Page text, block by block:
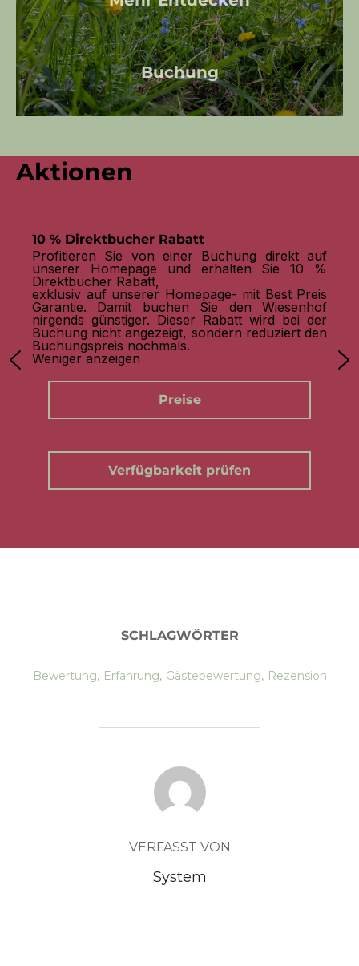
Buchung
Aktionen
10 % Direktbucher Rabatt
Profitieren Sie von einer Buchung direkt auf
unserer Homepage und erhalten Sie 10 %
Direktbucher Rabatt,
exklusiv auf unserer Homepage- mit Best Preis
Garantie. Damit buchen Sie den Wiesenhof
nirgends günstiger. Dieser Rabatt wird bei der
Buchung nicht angezeigt, sondern reduziert den
Buchungspreis nochmals.
Weniger anzeigen
Preise
Verfügbarkeit prüfen
SCHLAGWÖRTER
Bewertung, Erfahrung, Gästebewertung, Rezension
BEITRAGSAUTOR
VERFASST VON
System